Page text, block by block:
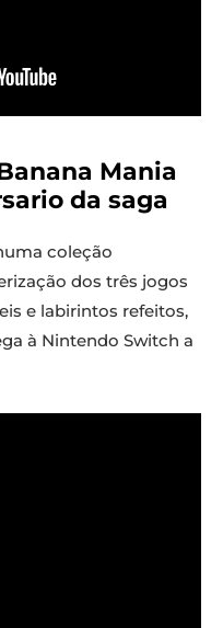
Mania
da saga
coleção
dos três jogos
e labirintos refeitos,
à Nintendo Switch a